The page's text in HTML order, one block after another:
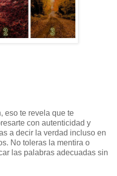
eso te revela que te
con autenticidad y
a decir la verdad incluso en
No toleras la mentira o
las palabras adecuadas sin